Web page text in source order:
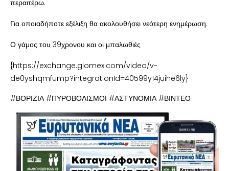
περαιτέρω.
Για οποιαδήποτε εξέλιξη θα ακολουθήσει νεότερη ενημέρωση.
Ο γάμος του 39χρονου και οι μπαλωθιές
{https://exchange.glomex.com/video/v-
de0yshqmfump?integrationId=40599y14juihe6ly}
#ΒΟΡΙΖΙΑ #ΠΥΡΟΒΟΛΙΣΜΟΙ #ΑΣΤΥΝΟΜΙΑ #ΒΙΝΤΕΟ